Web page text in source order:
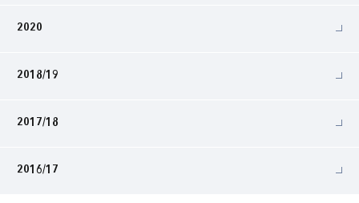
2020
2018/19
2017/18
2016/17